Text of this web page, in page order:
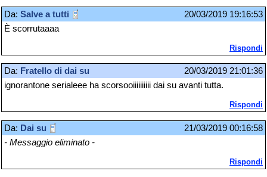
Da: Salve a tutti
20/03/2019 19:16:53
È scorrutaaaa
Rispondi
Da: Fratello di dai su
20/03/2019 21:01:36
ignorantone serialeee ha scorsooiiiiiiiiii dai su avanti tutta.
Rispondi
Da: Dai su
21/03/2019 00:16:58
- Messaggio eliminato -
Rispondi